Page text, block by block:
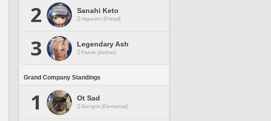
2 Sanahi Keto
Hyperion [Primal]
3 Legendary Ash
Faerie [Aether]
Grand Company Standings
1 Ot Sad
Gungnir [Elemental]